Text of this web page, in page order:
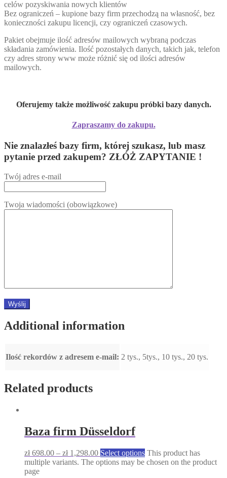
celów pozyskiwania nowych klientów
Bez ograniczeń – kupione bazy firm przechodzą na własność, bez
konieczności zakupu licencji, czy ograniczeń czasowych.
Pakiet obejmuje ilość adresów mailowych wybraną podczas
składania zamówienia. Ilość pozostałych danych, takich jak, telefon
czy adres strony www może różnić się od ilości adresów
mailowych.
Oferujemy także możliwość zakupu próbki bazy danych.
Zapraszamy do zakupu.
Nie znalazłeś bazy firm, której szukasz, lub masz
pytanie przed zakupem? ZŁÓŻ ZAPYTANIE !
Twój adres e-mail
Twoja wiadomości (obowiązkowe)
Additional information
Ilość rekordów z adresem e-mail: 2 tys., 5tys., 10 tys., 20 tys.
Related products
Baza firm Düsseldorf
zł698.00 – zł1,298.00 Select options This product has
multiple variants. The options may be chosen on the product
page